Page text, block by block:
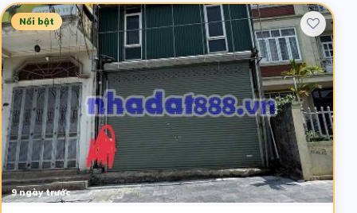
Nổi bật
9 ngày trước